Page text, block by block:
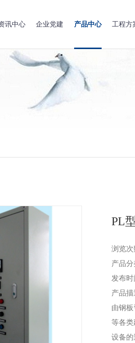
讯中心 企业党建 产品中心 工程方
PL
浏览次
产品
发布时
产品
由钢
等各
设备的